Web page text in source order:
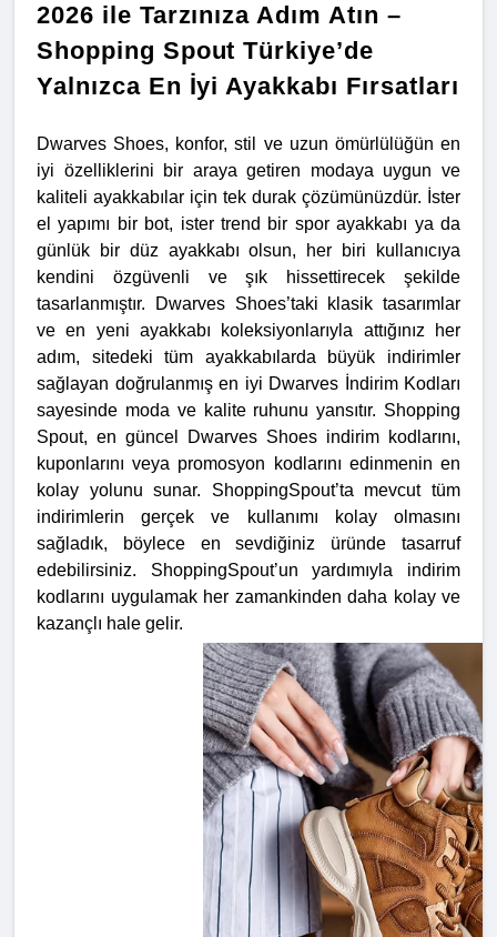
2026 ile Tarzınıza Adım Atın –
Shopping Spout Türkiye’de
Yalnızca En İyi Ayakkabı Fırsatları
Dwarves Shoes, konfor, stil ve uzun ömürlülüğün en
iyi özelliklerini bir araya getiren modaya uygun ve
kaliteli ayakkabılar için tek durak çözümünüzdür. İster
el yapımı bir bot, ister trend bir spor ayakkabı ya da
günlük bir düz ayakkabı olsun, her biri kullanıcıya
kendini özgüvenli ve şık hissettirecek şekilde
tasarlanmıştır. Dwarves Shoes’taki klasik tasarımlar
ve en yeni ayakkabı koleksiyonlarıyla attığınız her
adım, sitedeki tüm ayakkabılarda büyük indirimler
sağlayan doğrulanmış en iyi Dwarves İndirim Kodları
sayesinde moda ve kalite ruhunu yansıtır. Shopping
Spout, en güncel Dwarves Shoes indirim kodlarını,
kuponlarını veya promosyon kodlarını edinmenin en
kolay yolunu sunar. ShoppingSpout’ta mevcut tüm
indirimlerin gerçek ve kullanımı kolay olmasını
sağladık, böylece en sevdiğiniz üründe tasarruf
edebilirsiniz. ShoppingSpout’un yardımıyla indirim
kodlarını uygulamak her zamankinden daha kolay ve
kazançlı hale gelir.